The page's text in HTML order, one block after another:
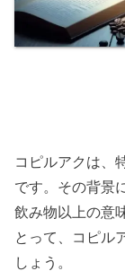
コピルアクは、
です。その背景
飲み物以上の意
とって、コピル
しょう。